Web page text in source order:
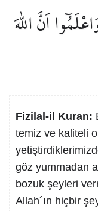
اَنَّ اللّٰهَ
Fizilal-il Kuran:
temiz ve kaliteli
göz yummadan
bozuk şeyleri
Allah´ın hiçbir